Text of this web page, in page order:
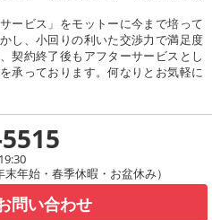
ービス」をモットーに今まで培って
し、小回りの利いた交渉力で満足度
契約終了後もアフターサービスとし
承っております。何なりとお気軽に
年始・春季休暇・お盆休み）
問い合わせ